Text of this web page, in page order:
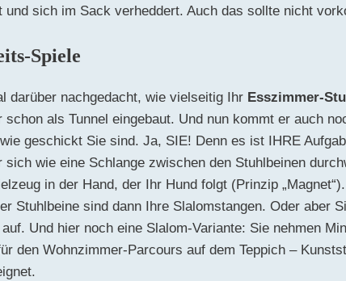
und sich im Sack verheddert. Auch das sollte nicht
Spiele
darüber nachgedacht, wie vielseitig Ihr Esszimmer-
als Tunnel eingebaut. Und nun kommt er auch
geschickt Sie sind. Ja, SIE! Denn es ist IHRE
wie eine Schlange zwischen den Stuhlbeinen
in der Hand, der Ihr Hund folgt (Prinzip
Stuhlbeine sind dann Ihre Slalomstangen. Oder aber
Und hier noch eine Slalom-Variante: Sie nehmen
den Wohnzimmer-Parcours auf dem Teppich –